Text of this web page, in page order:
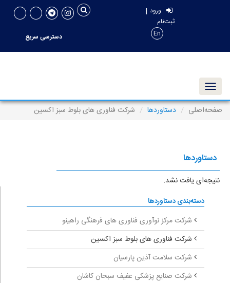
ورود |
ثبت‌نام
En
دسترسی سریع
Toggle navigation
صفحه‌اصلی
دستاوردها شرکت فناوری های بلوط سبز اکسین
دستاوردها
نتیجه‌ای یافت نشد.
دسته‌بندی دستاوردها
شرکت مرکز نوآوری فناوری های فرهنگی راهینو
شرکت فناوری های بلوط سبز اکسین
شرکت سلامت آذین پارسیان
شرکت صنایع پزشکی عفیف سبحان کاشان